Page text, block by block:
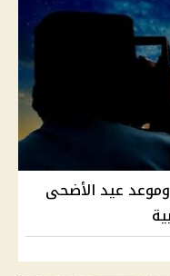
موعد رؤية هلال ذي الحجة 1447 وموعد عيد الأضحى